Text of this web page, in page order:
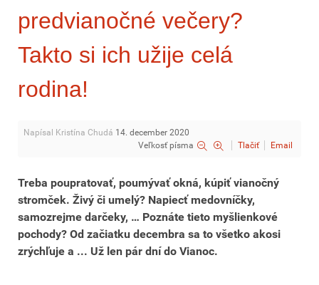
predvianočné večery?
Takto si ich užije celá
rodina!
Napísal Kristína Chudá 14. december 2020
Veľkosť písma
Tlačiť Email
Treba poupratovať, poumývať okná, kúpiť vianočný
stromček. Živý či umelý? Napiecť medovníčky,
samozrejme darčeky, … Poznáte tieto myšlienkové
pochody? Od začiatku decembra sa to všetko akosi
zrýchľuje a ... Už len pár dní do Vianoc.